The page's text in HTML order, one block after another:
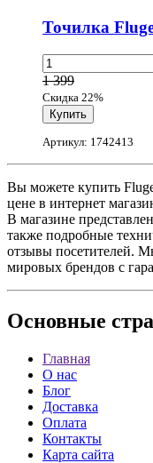
Точилка
1 399
Скидка 22%
Артикул: 1742413
Вы можете купить
цене в интернет
В магазине
также подробные
отзывы посетителей.
мировых брендов с
Основные
Главная
О нас
Блог
Доставка
Оплата
Контакты
Карта сайта